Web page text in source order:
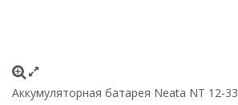
Аккумуляторная батарея Neata NT 12-33